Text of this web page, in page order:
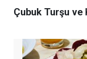
Çubuk Turşu ve